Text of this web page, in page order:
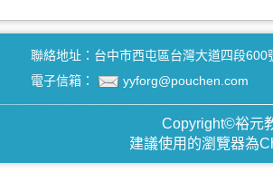
聯絡地址：台中市西屯區台灣大道四段600
電子信箱：
yyforg@pouchen.com
Copyright©裕元
建議使用的瀏覽器為